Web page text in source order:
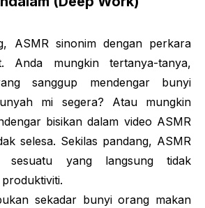
ASMR sinonim dengan perkara
Anda mungkin tertanya-tanya,
sanggup mendengar bunyi
mi segera? Atau mungkin
bisikan dalam video ASMR
selesa. Sekilas pandang, ASMR
sesuatu yang langsung tidak
sekadar bunyi orang makan